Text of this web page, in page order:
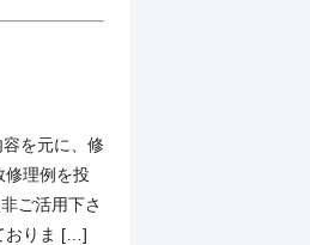
容を元に、修
修理例を投
ご活用下さ
おりま […]